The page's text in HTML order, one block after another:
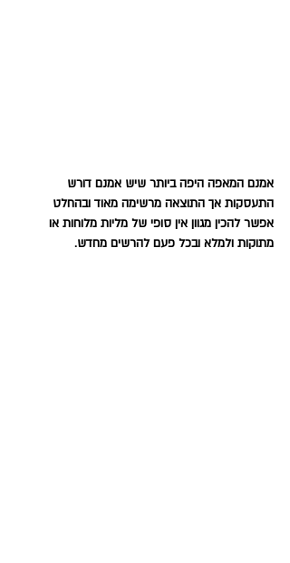
אמנם המאפה היפה ביותר שיש אמנם דורש
התעסקות אך התוצאה מרשימה מאוד ובהחלט
אפשר להכין מגוון אין סופי של מליות מלוחות או
מתוקות ולמלא ובכל פעם להרשים מחדש.